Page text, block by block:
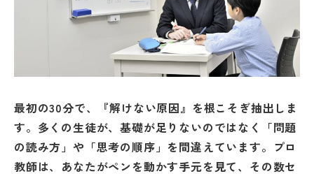
最初の30分で、『解けない原因』を根こそぎ抽出しま
す。多くの生徒が、基礎が足りないのではなく「問題
の読み方」や「思考の順序」を間違えています。プロ
教師は、あなたがペンを動かす手元を見て、その数セ